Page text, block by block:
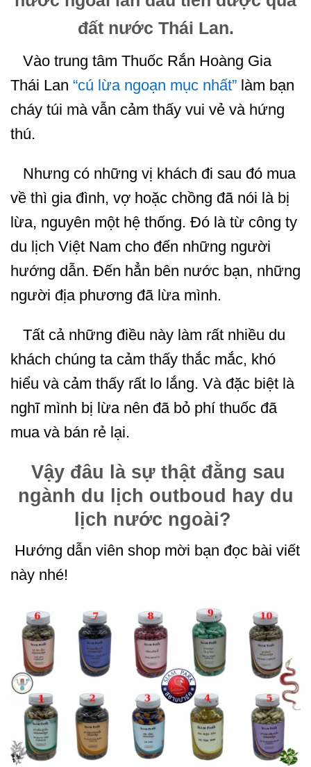
đất nước Thái Lan.
Vào trung tâm Thuốc Rắn Hoàng Gia
Thái Lan “cú lừa ngoạn mục nhất” làm bạn
cháy túi mà vẫn cảm thấy vui vẻ và hứng
thú.
Nhưng có những vị khách đi sau đó mua
về thì gia đình, vợ hoặc chồng đã nói là bị
lừa, nguyên một hệ thống. Đó là từ công ty
du lịch Việt Nam cho đến những người
hướng dẫn. Đến hẳn bên nước bạn, những
người địa phương đã lừa mình.
Tất cả những điều này làm rất nhiều du
khách chúng ta cảm thấy thắc mắc, khó
hiểu và cảm thấy rất lo lắng. Và đặc biệt là
nghĩ mình bị lừa nên đã bỏ phí thuốc đã
mua và bán rẻ lại.
Vậy đâu là sự thật đằng sau
ngành du lịch outboud hay du
lịch nước ngoài?
Hướng dẫn viên shop mời bạn đọc bài viết
này nhé!